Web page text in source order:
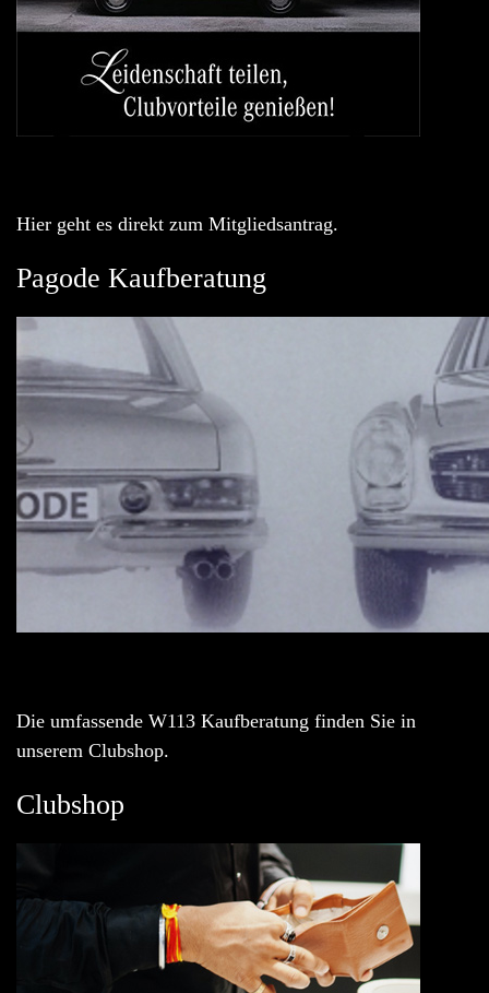
Hier geht es direkt zum Mitgliedsantrag.
Pagode Kaufberatung
Die umfassende W113 Kaufberatung finden Sie in
unserem Clubshop.
Clubshop